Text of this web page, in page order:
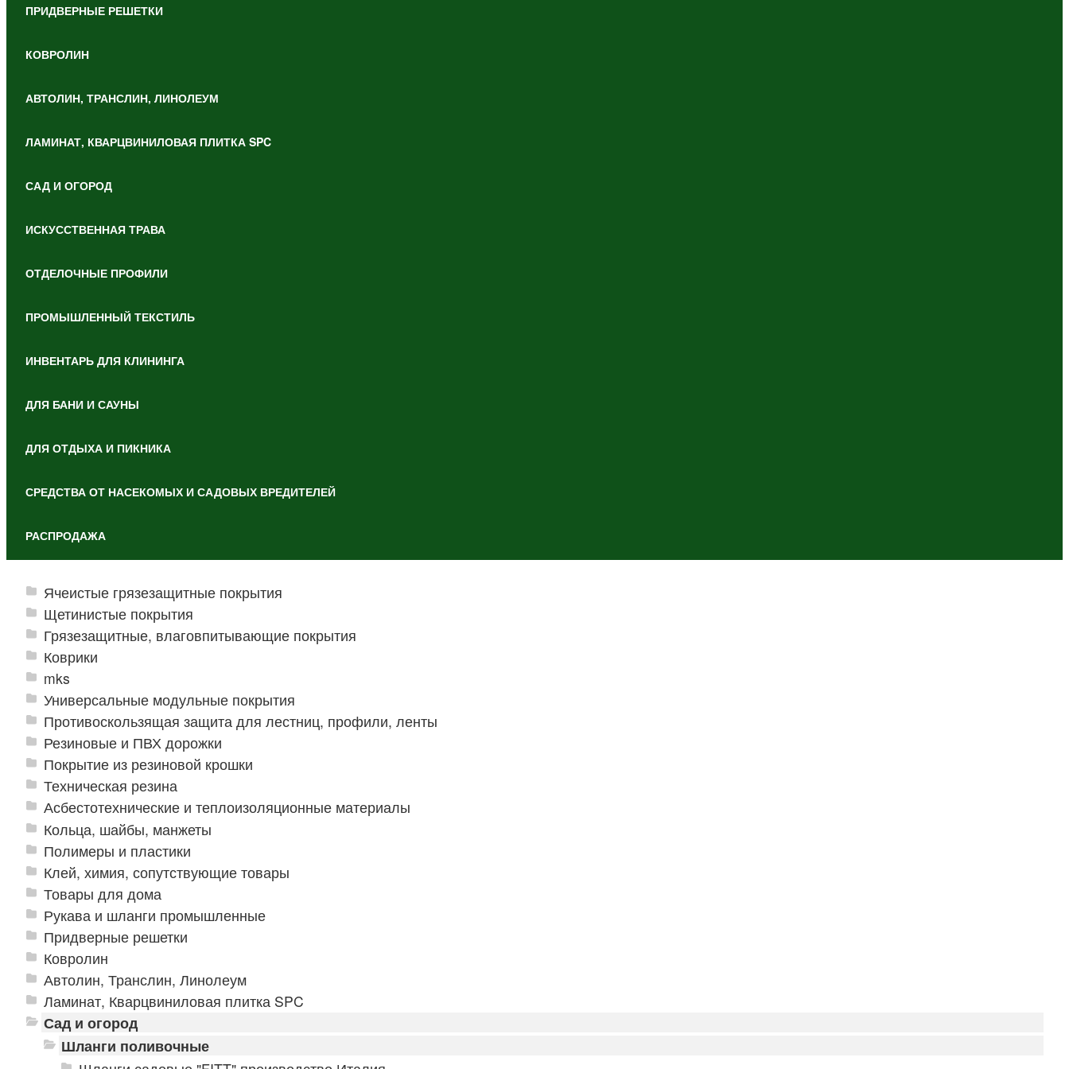
ПРИДВЕРНЫЕ РЕШЕТКИ
КОВРОЛИН
АВТОЛИН, ТРАНСЛИН, ЛИНОЛЕУМ
ЛАМИНАТ, КВАРЦВИНИЛОВАЯ ПЛИТКА SPC
САД И ОГОРОД
ИСКУССТВЕННАЯ ТРАВА
ОТДЕЛОЧНЫЕ ПРОФИЛИ
ПРОМЫШЛЕННЫЙ ТЕКСТИЛЬ
ИНВЕНТАРЬ ДЛЯ КЛИНИНГА
ДЛЯ БАНИ И САУНЫ
ДЛЯ ОТДЫХА И ПИКНИКА
СРЕДСТВА ОТ НАСЕКОМЫХ И САДОВЫХ ВРЕДИТЕЛЕЙ
РАСПРОДАЖА
Ячеистые грязезащитные покрытия
Щетинистые покрытия
Грязезащитные, влаговпитывающие покрытия
Коврики
mks
Универсальные модульные покрытия
Противоскользящая защита для лестниц, профили, ленты
Резиновые и ПВХ дорожки
Покрытие из резиновой крошки
Техническая резина
Асбестотехнические и теплоизоляционные материалы
Кольца, шайбы, манжеты
Полимеры и пластики
Клей, химия, сопутствующие товары
Товары для дома
Рукава и шланги промышленные
Придверные решетки
Ковролин
Автолин, Транслин, Линолеум
Ламинат, Кварцвиниловая плитка SPC
Сад и огород
Шланги поливочные